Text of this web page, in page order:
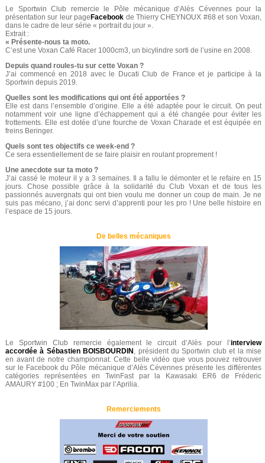
Le Sportwin Club remercie le Pôle mécanique d’Alès Cévennes pour la
présentation sur leur page Facebook de Thierry CHEYNOUX #68 et son Voxan,
dans le cadre de leur série « portrait du jour ».
Extrait :
« Présente-nous ta moto.
C’est une Voxan Café Racer 1000cm3, un bicylindre sorti de l’usine en 2008.
Depuis quand roules-tu sur cette Voxan ?
J’ai commencé en 2018 avec le Ducati Club de France et je participe à la
Sportwin depuis 2019.
Quelles sont les modifications qui ont été apportées ?
Elle est dans l’ensemble d’origine. Elle a été adaptée pour le circuit. On peut
notamment voir une ligne d’échappement qui a été changée pour éviter les
frottements. Elle est dotée d’une fourche de Voxan Charade et est équipée en
freins Beringer.
Quels sont tes objectifs ce week-end ?
Ce sera essentiellement de se faire plaisir en roulant proprement !
Une anecdote sur ta moto ?
J’ai cassé le moteur il y a 3 semaines. Il a fallu le démonter et le refaire en 15
jours. Chose possible grâce à la solidarité du Club Voxan et de tous les
passionnés auvergnats qui ont bien voulu me donner un coup de main. Je ne
suis pas mécano, j’ai donc servi d’apprenti pour les pro ! Une belle histoire en
l’espace de 15 jours.
De belles mécaniques
Le Sportwin Club remercie également le circuit d’Alès pour l’interview
accordée à Sébastien BOISBOURDIN , président du Sportwin club et la mise
en avant de notre championnat. Cette belle vidéo que vous pouvez retrouver
sur le Facebook du Pôle mécanique d’Alès Cévennes présente les différentes
catégories représentées en TwinFast par la Kawasaki ER6 de Fréderic
AMAURY #100 ; En TwinMax par l’Aprilia.
Remerciements